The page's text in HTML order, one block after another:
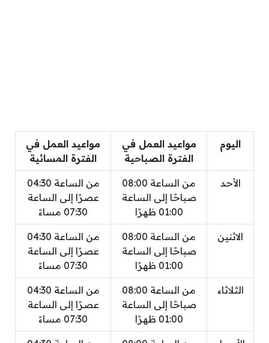
اليوم
مواعيد العمل في
الفترة الصباحية
مواعيد العمل في
الفترة المسائية
الأحد
من الساعة 08:00
صباحًا إلى الساعة
01:00 ظهرًا
من الساعة 04:30
عصرًا إلى الساعة
07:30 مساءً
الاثنين
من الساعة 08:00
صباحًا إلى الساعة
01:00 ظهرًا
من الساعة 04:30
عصرًا إلى الساعة
07:30 مساءً
الثلاثاء
من الساعة 08:00
صباحًا إلى الساعة
01:00 ظهرًا
من الساعة 04:30
عصرًا إلى الساعة
07:30 مساءً